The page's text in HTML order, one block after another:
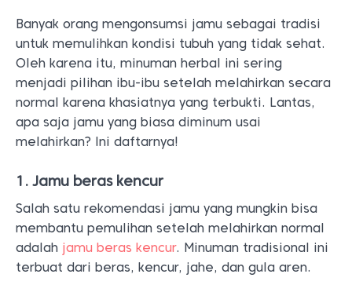
Banyak orang mengonsumsi jamu sebagai tradisi
untuk memulihkan kondisi tubuh yang tidak sehat.
Oleh karena itu, minuman herbal ini sering
menjadi pilihan ibu-ibu setelah melahirkan secara
normal karena khasiatnya yang terbukti. Lantas,
apa saja jamu yang biasa diminum usai
melahirkan? Ini daftarnya!
1. Jamu beras kencur
Salah satu rekomendasi jamu yang mungkin bisa
membantu pemulihan setelah melahirkan normal
adalah jamu beras kencur. Minuman tradisional ini
terbuat dari beras, kencur, jahe, dan gula aren.